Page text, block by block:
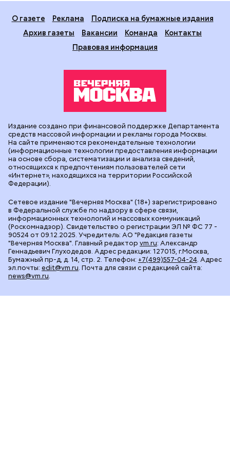
О газете Реклама
Подписка на бумажные издания
Архив газеты
Вакансии Команда
Контакты
Правовая информация
Сетевое издание "Вечерняя Москва" (18+) зарегистрировано
в Федеральной службе по надзору в сфере связи,
информационных технологий и массовых коммуникаций
(Роскомнадзор). Свидетельство о регистрации ЭЛ № ФС 77 -
90524 от 09.12.2025. Учредитель: АО "Редакция газеты
"Вечерняя Москва". Главный редактор vm.ru: Александр
Геннадьевич Глуходедов. Адрес редакции: 127015, г.Москва,
Бумажный пр-д, д. 14, стр. 2. Телефон: +7(499)557-04-24. Адрес
эл.почты: edit@vm.ru. Почта для связи с редакцией сайта:
news@vm.ru.
Издание создано при финансовой поддержке Департамента
средств массовой информации и рекламы города Москвы.
На сайте применяются рекомендательные технологии
(информационные технологии предоставления информации
на основе сбора, систематизации и анализа сведений,
относящихся к предпочтениям пользователей сети
«Интернет», находящихся на территории Российской
Федерации).